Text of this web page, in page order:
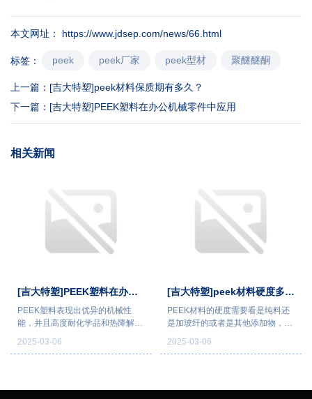
本文网址： https://www.jdsep.com/news/66.html
标签： peek peek厂家 peek型材 聚醚醚酮
上一篇： [吉大特塑]peek材料保质期有多久？
下一篇： [吉大特塑]PEEK塑料在办公机械零件中应用
相关新闻
2025-03-06
[吉大特塑]PEEK塑料在办公
机械零件中应用
PEEK塑料表现出优异的机械性
能，并且高度耐化学品和热降解，
料。PEEK塑料可以很好地抵抗高
2025-03-06
[吉大特塑]peek材料硬度多
少？
PEEK材料的硬度需要看是纯料还
是加玻纤的或者是其他添加物，一
玻纤增强的一般是邵氏D89，加碳